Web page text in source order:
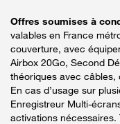
Offres soumises à
valables en France
couverture, avec
Airbox 20Go, Second
théoriques avec câbles,
En cas d’usage sur
Enregistreur Multi-
activations nécessaires.